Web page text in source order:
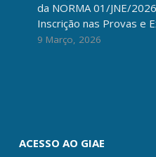
da NORMA 01/JNE/
Inscrição nas Provas e
9 Março, 2026
ACESSO AO GIAE